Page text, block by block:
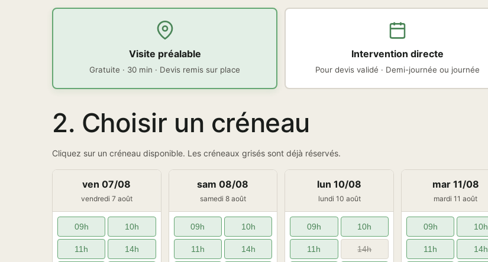
Visite préalable
Gratuite · 30 min · Devis remis sur place
Intervention directe
Pour devis validé · Demi-journée ou journée
2. Choisir un créneau
Cliquez sur un créneau disponible. Les créneaux grisés sont déjà réservés.
ven 07/08
vendredi 7 août
09h 10h
11h 14h
sam 08/08
samedi 8 août
09h 10h
11h 14h
lun 10/08
lundi 10 août
09h 10h
11h 14h
mar 11/08
mardi 11 août
09h 10h
11h 14h